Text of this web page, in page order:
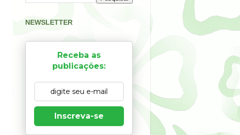
NEWSLETTER
Receba as
publicações:
Inscreva-se